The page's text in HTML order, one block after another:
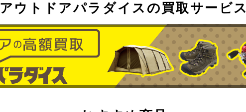
アウトドアパラダイスの買取サービス